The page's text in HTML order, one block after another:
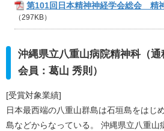
第101回日本精神神経学会総会 精
（297KB）
沖縄県立八重山病院精神科（
会員：葛山 秀則）
[受賞対象業績]
日本最西端の八重山群島は石垣島をはじ
島などからなっている。 沖縄県立八重山